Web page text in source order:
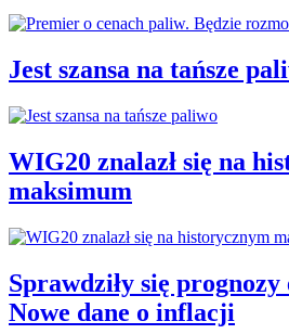
Jest szansa na tańsze
WIG20 znalazł się na
maksimum
Sprawdziły się prognozy
Nowe dane o inflacji